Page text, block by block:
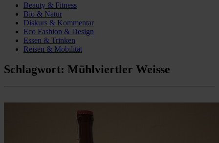
Beauty & Fitness
Bio & Natur
Diskurs & Kommentar
Eco Fashion & Design
Essen & Trinken
Reisen & Mobilität
Schlagwort: Mühlviertler Weisse